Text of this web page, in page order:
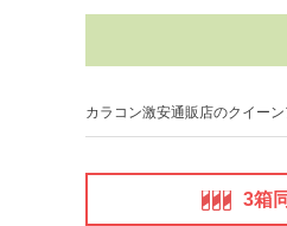
カラコン激安通販店のクイー
3箱